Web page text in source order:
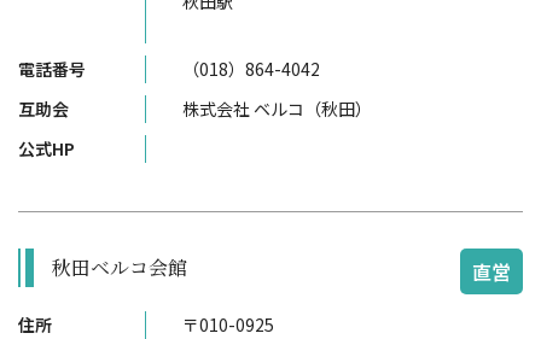
電話番号
（018）864-4042
互助会
株式会社 ベルコ（秋田）
公式HP
秋田ベルコ会館 直営
住所
〒010-0925